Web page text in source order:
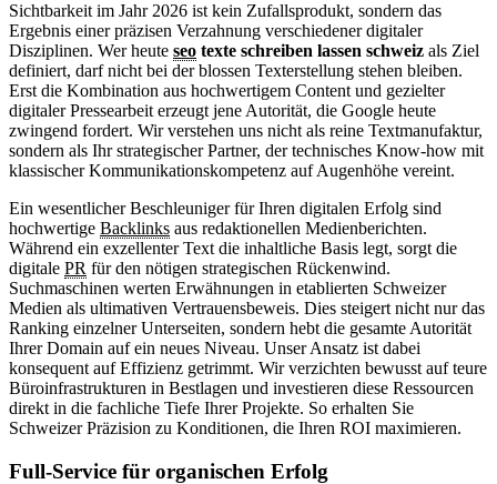
Sichtbarkeit im Jahr 2026 ist kein Zufallsprodukt, sondern das
Ergebnis einer präzisen Verzahnung verschiedener digitaler
Disziplinen. Wer heute seo texte schreiben lassen schweiz als Ziel
definiert, darf nicht bei der blossen Texterstellung stehen bleiben.
Erst die Kombination aus hochwertigem Content und gezielter
digitaler Pressearbeit erzeugt jene Autorität, die Google heute
zwingend fordert. Wir verstehen uns nicht als reine Textmanufaktur,
sondern als Ihr strategischer Partner, der technisches Know-how mit
klassischer Kommunikationskompetenz auf Augenhöhe vereint.
Ein wesentlicher Beschleuniger für Ihren digitalen Erfolg sind
hochwertige Backlinks aus redaktionellen Medienberichten.
Während ein exzellenter Text die inhaltliche Basis legt, sorgt die
digitale PR für den nötigen strategischen Rückenwind.
Suchmaschinen werten Erwähnungen in etablierten Schweizer
Medien als ultimativen Vertrauensbeweis. Dies steigert nicht nur das
Ranking einzelner Unterseiten, sondern hebt die gesamte Autorität
Ihrer Domain auf ein neues Niveau. Unser Ansatz ist dabei
konsequent auf Effizienz getrimmt. Wir verzichten bewusst auf teure
Büroinfrastrukturen in Bestlagen und investieren diese Ressourcen
direkt in die fachliche Tiefe Ihrer Projekte. So erhalten Sie
Schweizer Präzision zu Konditionen, die Ihren ROI maximieren.
Full-Service für organischen Erfolg